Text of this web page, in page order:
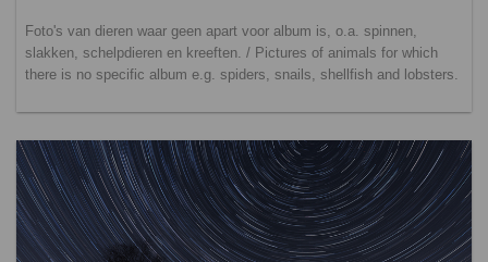
Foto's van dieren waar geen apart voor album is, o.a. spinnen,
slakken, schelpdieren en kreeften. / Pictures of animals for which
there is no specific album e.g. spiders, snails, shellfish and lobsters.